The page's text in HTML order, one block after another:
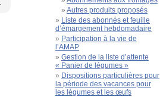
Autres produits proposés
Liste des abonnés et feuille
d’émargement hebdomadaire
Participation à la vie de
l’AMAP
Gestion de la liste d’attente
« Panier de légumes »
Dispositions particulières pour
la période des vacances pour
les légumes et les œufs